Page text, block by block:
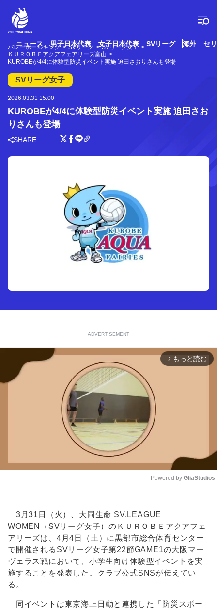
ニュース 男子日本代表 女子日本代表 SVリーグ 海外 セ
バレーボールキング SVリーグ
SVリーグ女子
ＫＵＲＯＢＥアクアフェアリーズ富山
KUROBEが4/4に体験型防災イベント実施 迫田さおりさんも登場
SVリーグ女子
2026.03.31 15:00
KUROBEが4/4に体験型防災イベント実施 迫田さお
りさんも登場
SHARE
ADVERTISEMENT
arrow_forward_ios もっと読む
Powered by GliaStudios
3月31日（火）、大同生命 SV.LEAGUE
WOMEN（SVリーグ女子）のＫＵＲＯＢＥアクアフェ
アリーズは、4月4日（土）に黒部市総合体育センター
で開催されるSVリーグ女子第22節GAME1の大阪マー
ヴェラス戦において、小学生向け体験型イベントを実
施することを発表した。クラブ公式SNSが伝えてい
る。
同イベントは東京海上日動と連携した「防災スポー